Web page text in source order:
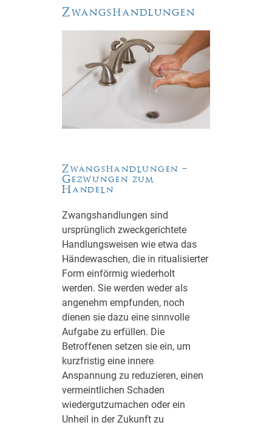
Zwangshandlungen
Zwangshandlungen –
Gezwungen zum
Handeln
Zwangshandlungen sind
ursprünglich zweckgerichtete
Handlungsweisen wie etwa das
Händewaschen, die in ritualisierter
Form einförmig wiederholt
werden. Sie werden weder als
angenehm empfunden, noch
dienen sie dazu eine sinnvolle
Aufgabe zu erfüllen. Die
Betroffenen setzen sie ein, um
kurzfristig eine innere
Anspannung zu reduzieren, einen
vermeintlichen Schaden
wiedergutzumachen oder ein
Unheil in der Zukunft zu